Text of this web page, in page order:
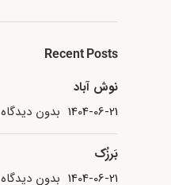
Recent Posts
نوش آباد
1404-06-21 بدون دیدگاه
بَرزُک
1404-06-21 بدون دیدگاه